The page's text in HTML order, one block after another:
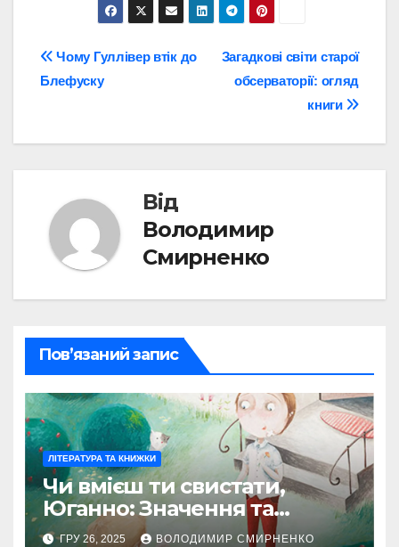
Навігація
записів
Загадкові світи старої
обсерваторії: огляд
книги
Чому Гуллівер втік до
Блефуску
Від
Володимир
Смирненко
Пов’язаний запис
ЛІТЕРАТУРА ТА КНИЖКИ
Чи вмієш ти свистати,
Юганно: Значення та
Походження Фрази
ГРУ 26, 2025 ВОЛОДИМИР СМИРНЕНКО